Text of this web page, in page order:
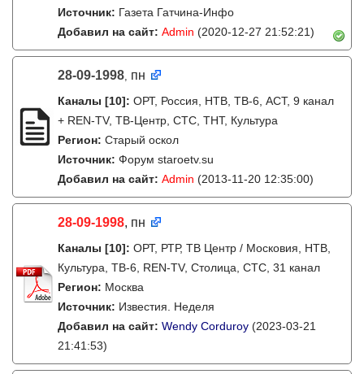
Источник: Газета Гатчина-Инфо
Добавил на сайт: Admin (2020-12-27 21:52:21)
28-09-1998, пн
Каналы [10]: ОРТ, Россия, НТВ, ТВ-6, АСТ, 9 канал
+ REN-TV, ТВ-Центр, СТС, ТНТ, Культура
Регион: Старый оскол
Источник: Форум staroetv.su
Добавил на сайт: Admin (2013-11-20 12:35:00)
28-09-1998, пн
Каналы [10]: ОРТ, РТР, ТВ Центр / Московия, НТВ,
Культура, ТВ-6, REN-TV, Столица, СТС, 31 канал
Регион: Москва
Источник: Известия. Неделя
Добавил на сайт: Wendy Corduroy (2023-03-21
21:41:53)